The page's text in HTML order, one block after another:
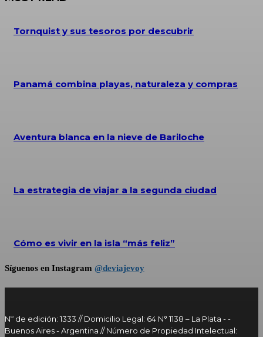
Tornquist y sus tesoros por descubrir
Panamá combina playas, naturaleza y compras
Aventura blanca en la nieve de Bariloche
La estrategia de viajar a la segunda ciudad
Cómo es vivir en la isla “más feliz”
Síguenos en Instagram @deviajevoy
Nº de edición: 1333 // Domicilio Legal: 64 N° 1138 – La Plata - -
Buenos Aires - Argentina // Número de Propiedad Intelectual: